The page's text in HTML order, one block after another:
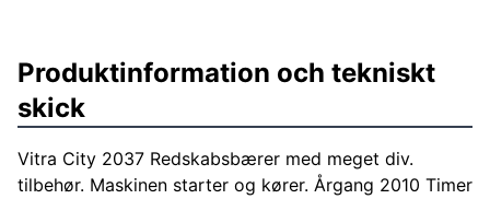
Produktinformation och tekniskt
skick
Vitra City 2037 Redskabsbærer med meget div.
tilbehør. Maskinen starter og kører. Årgang 2010 Timer